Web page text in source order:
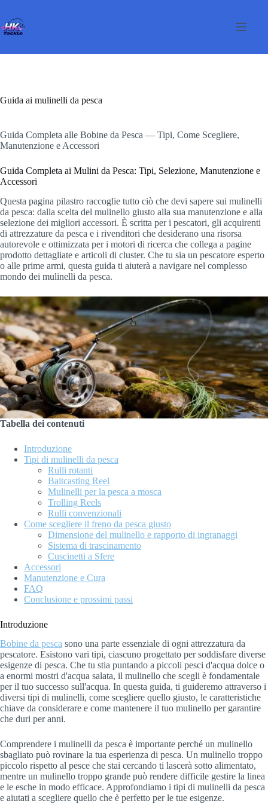
contenuto
Guida ai mulinelli da pesca
Guida Completa alle Bobine da Pesca — Tipi, Come Scegliere,
Manutenzione e Accessori
Guida Completa ai Mulini da Pesca: Tipi, Selezione, Manutenzione e
Accessori
Questa pagina pilastro raccoglie tutto ciò che devi sapere sui mulinelli
da pesca: dalla scelta del mulinello giusto alla sua manutenzione e alla
selezione dei migliori accessori. È scritta per i pescatori, gli acquirenti
di attrezzature da pesca e i rivenditori che desiderano una risorsa
autorevole e ottimizzata per i motori di ricerca che collega a pagine
prodotto dettagliate e articoli di cluster. Che tu sia un pescatore esperto
o alle prime armi, questa guida ti aiuterà a navigare nel complesso
mondo dei mulinelli da pesca.
Tabella dei contenuti
Introduzione
Tipi di mulinelli da pesca
Rulli rotanti
Baitcasting Reel
Mulinelli per la pesca a mosca
Trolling Reels
Rulli convenzionali
Come scegliere il freno da pesca giusto
Dimensione del mulinello e rapporto di ingranaggi
Sistema di trascinamento
Cuscinetti a Sfere
Accessori
Manutenzione e Cura
FAQ
Conclusione e prossimi passi
Introduzione
Bobine da pesca sono una parte essenziale di ogni attrezzatura da
pescatore. Esistono vari tipi, ciascuno progettato per soddisfare diverse
esigenze di pesca. Che tu stia puntando a piccoli pesci d'acqua dolce o
a enormi mostri d'acqua salata, il mulinello che scegli è fondamentale
per il tuo successo sull'acqua. In questa guida, ti guideremo attraverso i
diversi tipi di mulinelli, come scegliere quello giusto, le caratteristiche
chiave da considerare e come mantenere il tuo mulinello per garantire
che duri per anni.
Comprendere i mulinelli da pesca è importante perché un mulinello
sbagliato può rovinare la tua esperienza di pesca. Un mulinello troppo
piccolo rispetto al pesce che stai cercando ti lascerà sotto alimentato,
mentre un mulinello troppo grande può rendere difficile gestire la linea
e le esche in modo efficace. Approfondiamo i tipi di mulinelli da pesca
e aiutati a scegliere quello che è perfetto per le tue esigenze.